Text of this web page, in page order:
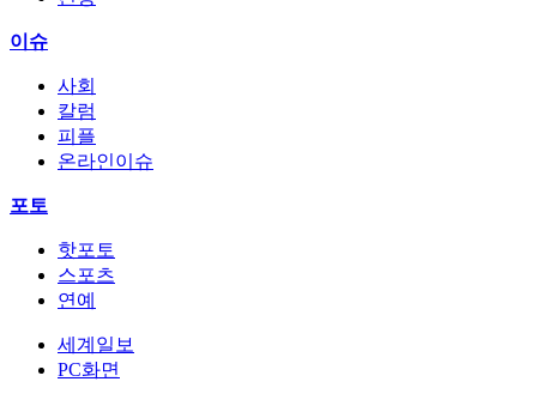
이슈
사회
칼럼
피플
온라인이슈
포토
핫포토
스포츠
연예
세계일보
PC화면